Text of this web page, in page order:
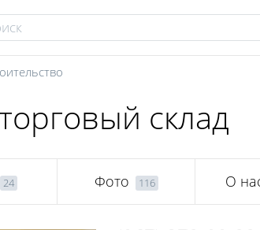
склад
24 Фото 116 О